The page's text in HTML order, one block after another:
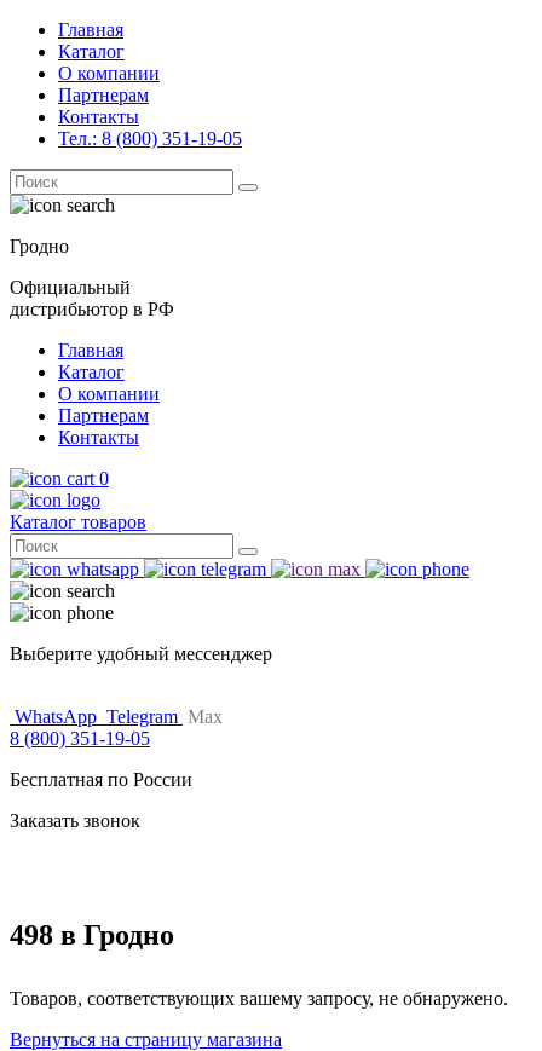
Главная
Каталог
О компании
Партнерам
Контакты
Тел.: 8 (800) 351-19-05
Поиск
for:
Гродно
Официальный
дистрибьютор в РФ
Главная
Каталог
О компании
Партнерам
Контакты
0
Каталог товаров
Поиск
for:
Выберите удобный мессенджер
WhatsApp Telegram Max
8 (800) 351-19-05
Бесплатная по России
Заказать звонок
498 в Гродно
Товаров, соответствующих вашему запросу, не обнаружено.
Вернуться на страницу магазина